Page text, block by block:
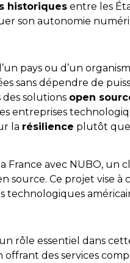
historiques entre les
son autonomie
pays ou d’un
sans dépendre de
solutions open
entreprises
la résilience plutôt que
avec NUBO, un
source. Ce projet vise
technologiques
rôle essentiel dans
des services